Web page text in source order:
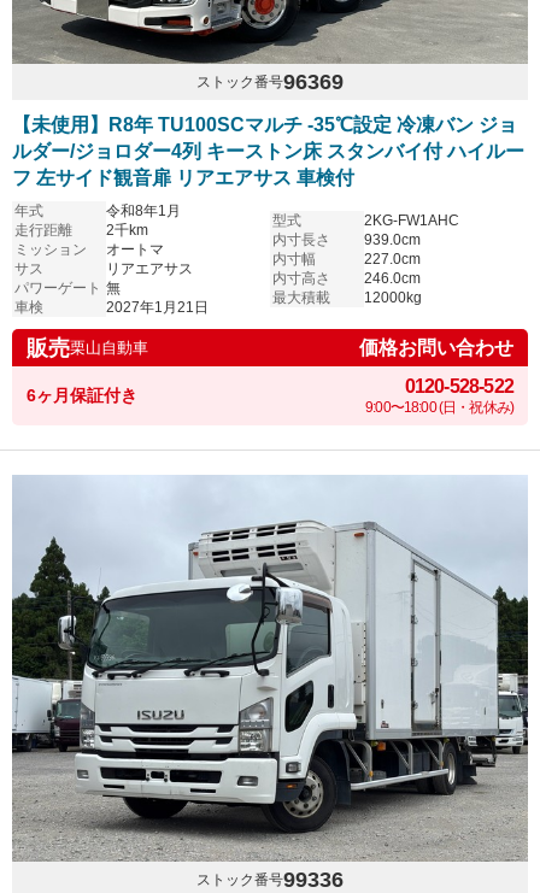
ストック番号96369
【未使用】R8年 TU100SCマルチ -35℃設定 冷凍バン ジョ
ルダー/ジョロダー4列 キーストン床 スタンバイ付 ハイルー
フ 左サイド観音扉 リアエアサス 車検付
年式
令和8年1月
走行距離
2千km
ミッション
オートマ
サス
リアエアサス
パワーゲート 無
車検
2027年1月21日
型式
2KG-FW1AHC
内寸長さ
939.0cm
内寸幅
227.0cm
内寸高さ
246.0cm
最大積載
12000kg
販売栗山自動車 価格お問い合わせ
6ヶ月保証付き 0120-528-522
9:00〜18:00 (日・祝休み)
ストック番号99336